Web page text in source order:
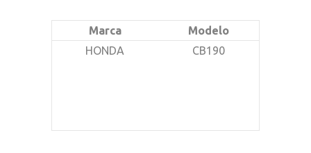
Marca
Modelo
HONDA
CB190